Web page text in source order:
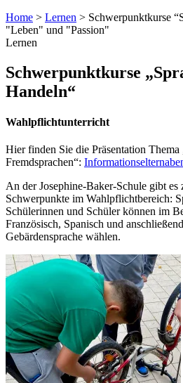
Home > Lernen > Schwerpunktkurse
"Leben" und "Passion"
Lernen
Schwerpunktkurse
Handeln“
Wahlpflichtunterricht
Hier finden Sie die Präsentation
Fremdsprachen“:
An der Josephine-Baker-Schule gibt es
Schwerpunkte im Wahlpflichtbereich:
Schülerinnen und Schüler können im
Französisch, Spanisch und
Gebärdensprache wählen.